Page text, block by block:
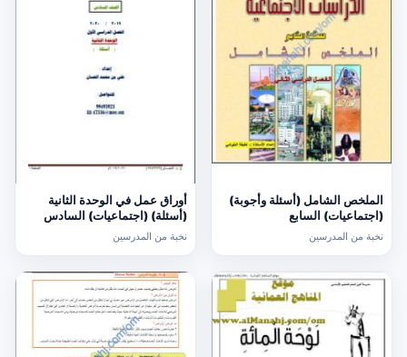
الملخص الشامل (أسئلة وأجوبة)
(اجتماعيات) السابع
نخبة من المدرسين
أوراق عمل في الوحدة الثانية
(أسئلة) (اجتماعيات) السادس
نخبة من المدرسين